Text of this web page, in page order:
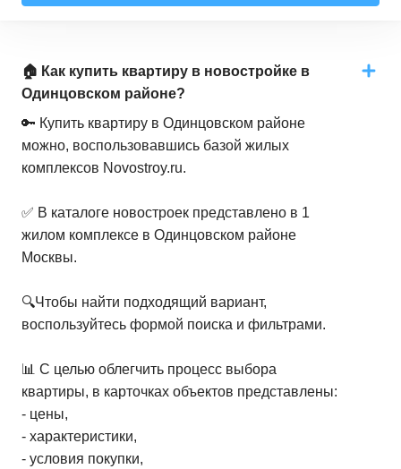
🏠 Как купить квартиру в новостройке в
Одинцовском районе?
🔑 Купить квартиру в Одинцовском районе
можно, воспользовавшись базой жилых
комплексов Novostroy.ru.
✅ В каталоге новостроек представлено в 1
жилом комплексе в Одинцовском районе
Москвы.
🔍Чтобы найти подходящий вариант,
воспользуйтесь формой поиска и фильтрами.
📊 С целью облегчить процесс выбора
квартиры, в карточках объектов представлены:
- цены,
- характеристики,
- условия покупки,